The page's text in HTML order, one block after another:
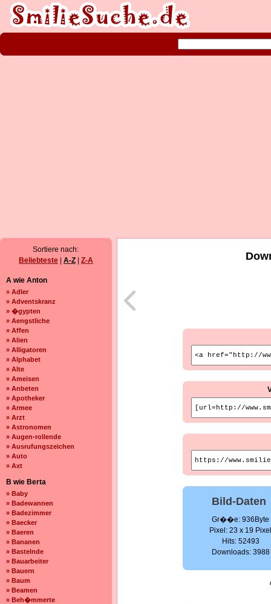
Sortiere nach:
Beliebteste
A-Z Z-A
A wie Anton
» Adler
» Adventskranz
» �gypten
» Aengstliche
» Affen
» Alien
» Alligatoren
» Alphabet
» Alte
» Ameisen
» Anbeten
» Apotheker
» Armee
» Arzt
» Astronomen
» Augen-rollende
» Ausrufungszeichen
» Auto
» Axt
B wie Berta
» Baby
» Badewannen
» Badezimmer
» Baecker
» Baeren
» Bananen
» Bastelnde
» Bauarbeiter
» Bauern
» Baum
» Beamen
» Beh�mmerte
Bild-Daten
Gr��e: 936Byte
Pixel: 23 x 19
Hits: 52493
Downloads: 3988